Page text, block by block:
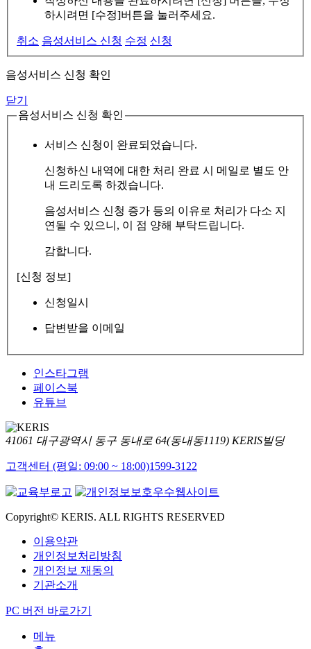
하시려면 [수정]버튼을 눌러주세요.
취소 음성서비스 신청 수정 신청
음성서비스 신청 확인
닫기
음성서비스 신청 확인
서비스 신청이 완료되었습니다.
신청하신 내역에 대한 처리 완료 시 메일로 별도 안
내 드리도록 하겠습니다.
음성서비스 신청 증가 등의 이유로 처리가 다소 지
연될 수 있으니, 이 점 양해 부탁드립니다.
감합니다.
[신청 정보]
신청일시
답변받을 이메일
인스타그램
페이스북
유튜브
41061 대구광역시 동구 동내로 64(동내동1119) KERIS빌딩
고객센터 (평일: 09:00 ~ 18:00)1599-3122
Copyright© KERIS. ALL RIGHTS RESERVED
이용약관
개인정보처리방침
개인정보 재동의
기관소개
PC 버전 바로가기
메뉴